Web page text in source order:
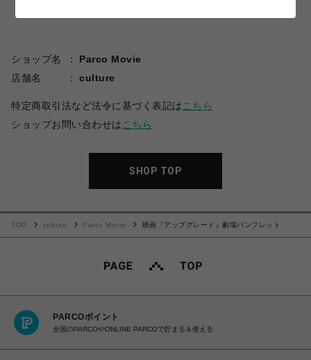
ショップ名
Parco Movie
店舗名
culture
特定商取引法など法令に基づく表記は こちら
ショップお問い合わせは こちら
SHOP TOP
TOP culture Parco Movie 映画『アップグレード』劇場パンフレット
PARCOポイント
全国のPARCOやONLINE PARCOで貯まる＆使える